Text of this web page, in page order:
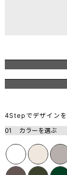
4Stepでデザインを
01
カラーを選ぶ